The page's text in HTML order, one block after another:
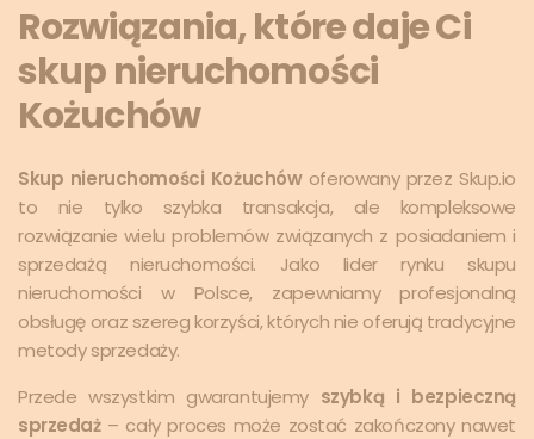
Rozwiązania, które daje Ci
skup nieruchomości
Kożuchów
Skup nieruchomości Kożuchówoferowany przez Skup.io
to nie tylko szybka transakcja, ale kompleksowe
rozwiązanie wielu problemów związanych z posiadaniem i
sprzedażą nieruchomości. Jako lider rynku skupu
nieruchomości w Polsce, zapewniamy profesjonalną
obsługę oraz szereg korzyści, których nie oferują tradycyjne
metody sprzedaży.
Przede wszystkim gwarantujemy szybką i bezpieczną
sprzedaż– cały proces może zostać zakończony nawet